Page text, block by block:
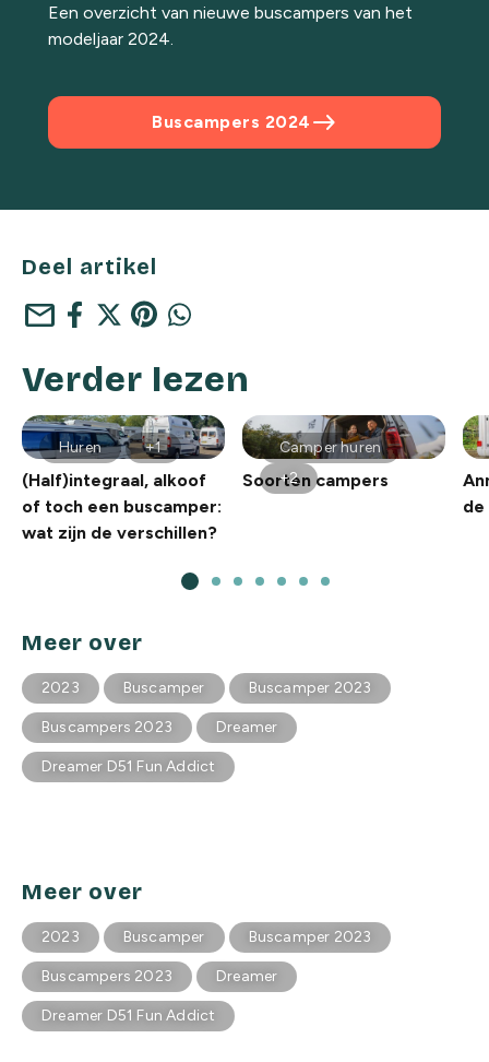
Een overzicht van nieuwe buscampers van het
modeljaar 2024.
east
Buscampers 2024
Deel artikel
mail
Verder lezen
Huren +1
(Half)integraal, alkoof
of toch een buscamper:
wat zijn de verschillen?
Camper huren
+2
Soorten campers
de
Meer over
2023 Buscamper Buscamper 2023
Buscampers 2023 Dreamer
Dreamer D51 Fun Addict
Meer over
2023 Buscamper Buscamper 2023
Buscampers 2023 Dreamer
Dreamer D51 Fun Addict